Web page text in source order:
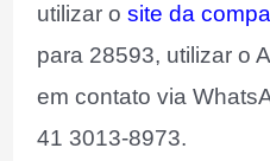
utilizar o site da
para 28593, utilizar o
em contato via
41 3013-8973.